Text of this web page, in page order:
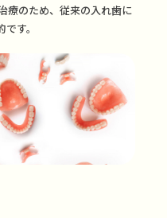
療のため、従来の入れ歯に
す。